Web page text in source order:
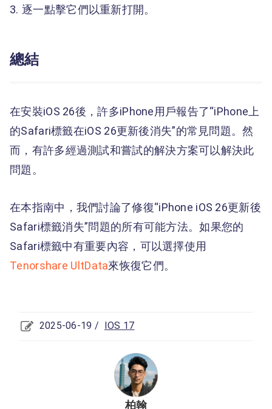
逐一點擊它們以重新打開。
總結
在安裝iOS 26後，許多iPhone用戶報告了“iPhone上
的Safari標籤在iOS 26更新後消失”的常見問題。然
而，有許多經過測試和嘗試的解決方案可以解決此
問題。
在本指南中，我們討論了修復“iPhone iOS 26更新後
Safari標籤消失”問題的所有可能方法。如果您的
Safari標籤中有重要內容，可以選擇使用
Tenorshare UltData來恢復它們。
2025-06-19 / IOS 17
柏翰